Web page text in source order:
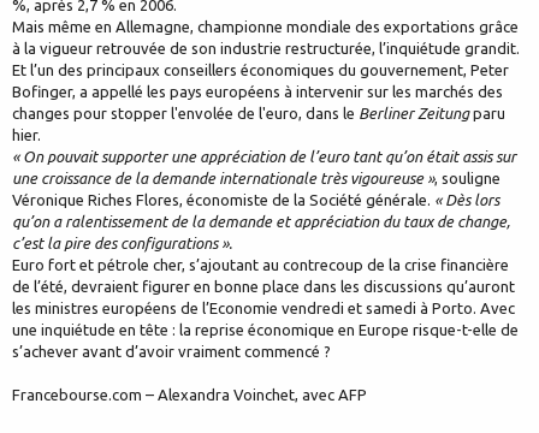
%, après 2,7 % en 2006.
Mais même en Allemagne, championne mondiale des exportations grâce
à la vigueur retrouvée de son industrie restructurée, l’inquiétude grandit.
Et l’un des principaux conseillers économiques du gouvernement, Peter
Bofinger, a appellé les pays européens à intervenir sur les marchés des
changes pour stopper l'envolée de l'euro, dans le Berliner Zeitungparu
hier.
« On pouvait supporter une appréciation de l’euro tant qu’on était assis sur
une croissance de la demande internationale très vigoureuse », souligne
Véronique Riches Flores, économiste de la Société générale. « Dès lors
qu’on a ralentissement de la demande et appréciation du taux de change,
c’est la pire des configurations ».
Euro fort et pétrole cher, s’ajoutant au contrecoup de la crise financière
de l’été, devraient figurer en bonne place dans les discussions qu’auront
les ministres européens de l’Economie vendredi et samedi à Porto. Avec
une inquiétude en tête : la reprise économique en Europe risque-t-elle de
s’achever avant d’avoir vraiment commencé ?
Francebourse.com – Alexandra Voinchet, avec AFP